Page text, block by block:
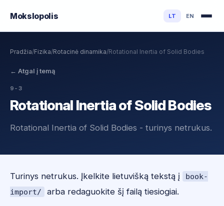
Mokslopolis LT EN
Pradžia/Fizika/Rotacinė dinamika/Rotational Inertia of Solid Bodies
← Atgal į temą
9-3
Rotational Inertia of Solid Bodies
Rotational Inertia of Solid Bodies - turinys netrukus.
Turinys netrukus. Įkelkite lietuvišką tekstą į
book-
import/
arba redaguokite šį failą tiesiogiai.